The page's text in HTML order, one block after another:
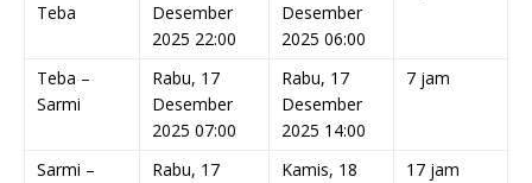
Teba
Desember
2025 22:00
Desember
2025 06:00
Teba –
Sarmi
Rabu, 17
Desember
2025 07:00
Rabu, 17
Desember
2025 14:00
7 jam
Sarmi –
Rabu, 17
Kamis, 18
17 jam